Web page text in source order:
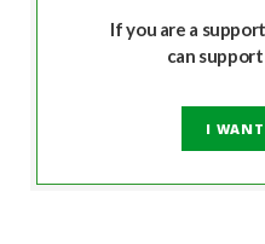
If you are a
can
I